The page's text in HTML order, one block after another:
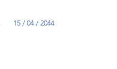
15 / 04 / 2044